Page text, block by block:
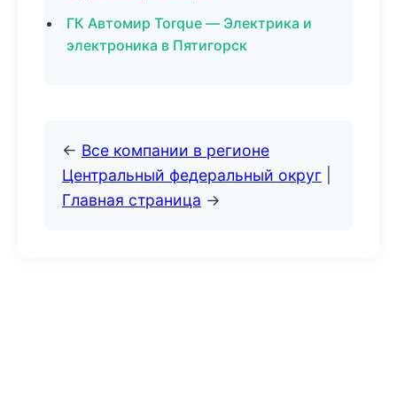
ГК Автомир Torque — Электрика и
электроника в Пятигорск
← Все компании в регионе
Центральный федеральный округ
Главная страница →